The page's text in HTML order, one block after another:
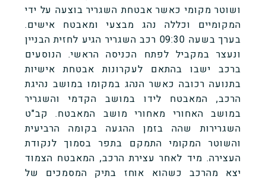
ושוטר מקומי כאשר אבטחת השגריר בוצעה על ידי
המקומיים וכללה נהג מבצעי ומאבטח אישים.
בערך בשעה 09:30 רכב השגריר הגיע לחזית הבניין
ונעצר במקביל לפתח הכניסה הראשי. הנוסעים
ברכב ישבו בהתאם לעקרונות אבטחת אישיות
בתנועה רכובה כאשר הנהג במקומו במושב נהיגת
הרכב, המאבטח לידו במושב הקדמי והשגריר
במושב האחורי מאחורי מושב המאבטח. קב"ט
השגרירות שהה בזמן ההגעה בקומה הרביעית
והשוטר המקומי התמקם בתפר בסמוך לנקודת
העצירה. מיד לאחר עצירת הרכב, המאבטח הצמוד
יצא מהרכב כשהוא אוחז בתיק המסמכים של